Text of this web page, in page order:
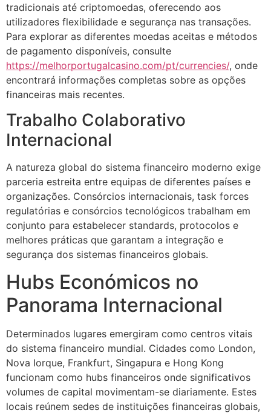
tradicionais até criptomoedas, oferecendo aos
utilizadores flexibilidade e segurança nas transações.
Para explorar as diferentes moedas aceitas e métodos
de pagamento disponíveis, consulte
https://melhorportugalcasino.com/pt/currencies/, onde
encontrará informações completas sobre as opções
financeiras mais recentes.
Trabalho Colaborativo
Internacional
A natureza global do sistema financeiro moderno exige
parceria estreita entre equipas de diferentes países e
organizações. Consórcios internacionais, task forces
regulatórias e consórcios tecnológicos trabalham em
conjunto para estabelecer standards, protocolos e
melhores práticas que garantam a integração e
segurança dos sistemas financeiros globais.
Hubs Económicos no
Panorama Internacional
Determinados lugares emergiram como centros vitais
do sistema financeiro mundial. Cidades como London,
Nova Iorque, Frankfurt, Singapura e Hong Kong
funcionam como hubs financeiros onde significativos
volumes de capital movimentam-se diariamente. Estes
locais reúnem sedes de instituições financeiras globais,